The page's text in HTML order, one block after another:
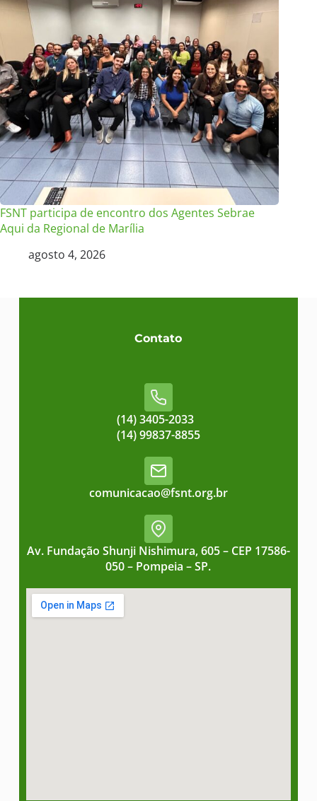
FSNT participa de encontro dos Agentes Sebrae
Aqui da Regional de Marília
agosto 4, 2026
Contato
(14) 3405-2033
(14) 99837-8855
comunicacao@fsnt.org.br
Av. Fundação Shunji Nishimura, 605 – CEP 17586-
050 – Pompeia – SP.